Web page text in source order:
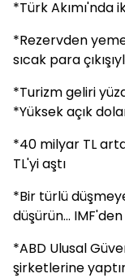
*Türk Akımı'nda
*Rezervden
sıcak para
*Turizm geliri
*Yüksek açık
*40 milyar TL
TL'yi aştı
*Bir türlü
düşürün...
*ABD Ulusal
şirketlerine